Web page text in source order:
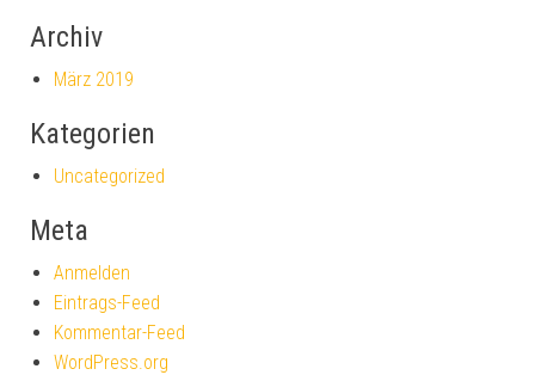
Archiv
März 2019
Kategorien
Uncategorized
Meta
Anmelden
Eintrags-Feed
Kommentar-Feed
WordPress.org